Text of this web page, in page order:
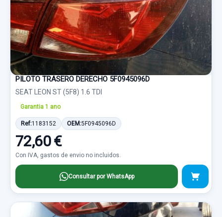
PILOTO TRASERO DERECHO 5F0945096D
SEAT LEON ST (5F8) 1.6 TDI
Garantia 1 ano
Ref:1183152 OEM:5F0945096D
72,60 €
Con IVA, gastos de envio no incluidos.
Consultar por WhatsApp